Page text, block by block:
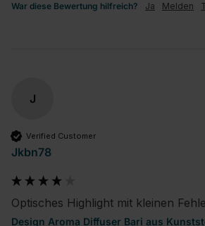
War diese Bewertung hilfreich? Ja Melden
J
Verified Customer
Jkbn78
Optisches Highlight mit kleinen
Design Aroma Diffuser Bari aus